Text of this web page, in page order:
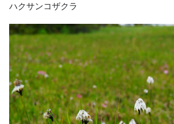
ハクサンコザクラ